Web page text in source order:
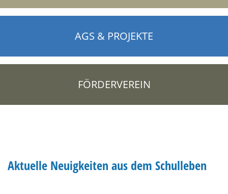
AGS & PROJEKTE
FÖRDERVEREIN
Aktuelle Neuigkeiten aus dem Schulleben